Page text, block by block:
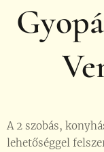
A 2 szobás,
lehetőséggel